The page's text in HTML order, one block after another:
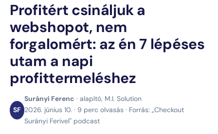
Profitért csináljuk a
webshopot, nem
forgalomért: az én 7 lépéses
utam a napi
profittermeléshez
SF
Surányi Ferenc · alapító, M.I. Solution
2026. június 10. · 9 perc olvasás · Forrás: „Checkout
Surányi Ferivel" podcast